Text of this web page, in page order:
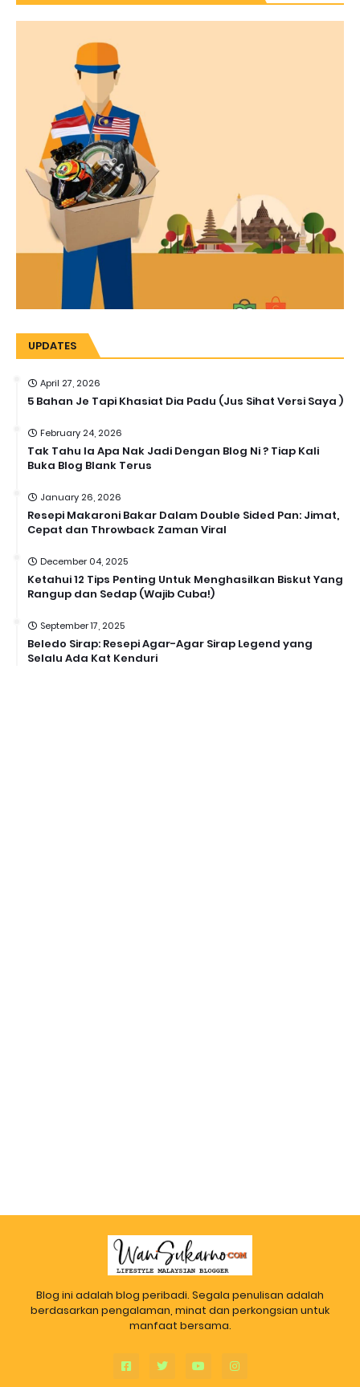
UPDATES
April 27, 2026
5 Bahan Je Tapi Khasiat Dia Padu (Jus Sihat Versi Saya )
February 24, 2026
Tak Tahu la Apa Nak Jadi Dengan Blog Ni ? Tiap Kali
Buka Blog Blank Terus
January 26, 2026
Resepi Makaroni Bakar Dalam Double Sided Pan: Jimat,
Cepat dan Throwback Zaman Viral
December 04, 2025
Ketahui 12 Tips Penting Untuk Menghasilkan Biskut Yang
Rangup dan Sedap (Wajib Cuba!)
September 17, 2025
Beledo Sirap: Resepi Agar-Agar Sirap Legend yang
Selalu Ada Kat Kenduri
Blog ini adalah blog peribadi. Segala penulisan adalah
berdasarkan pengalaman, minat dan perkongsian untuk
manfaat bersama.